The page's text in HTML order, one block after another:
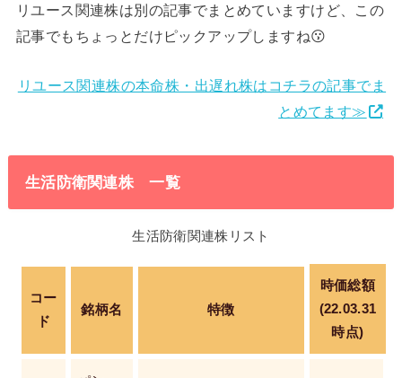
リユース関連株は別の記事でまとめていますけど、この
記事でもちょっとだけピックアップしますね😗
リユース関連株の本命株・出遅れ株はコチラの記事でま
とめてます≫
生活防衛関連株 一覧
生活防衛関連株リスト
コー
ド
銘柄名 特徴
時価総額
(22.03.31
時点)